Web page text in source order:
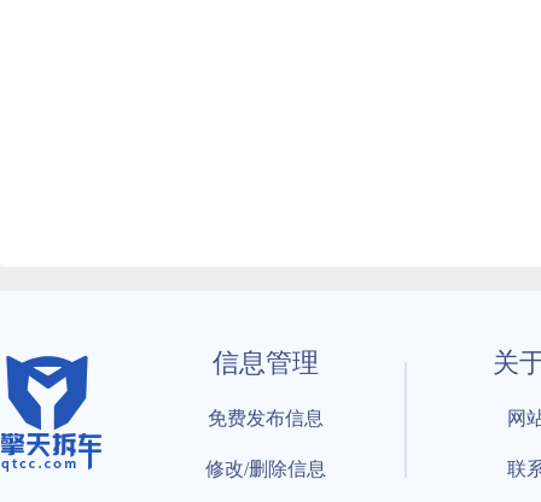
信息管理
免费发布信息
修改/删除信息
关
网
联